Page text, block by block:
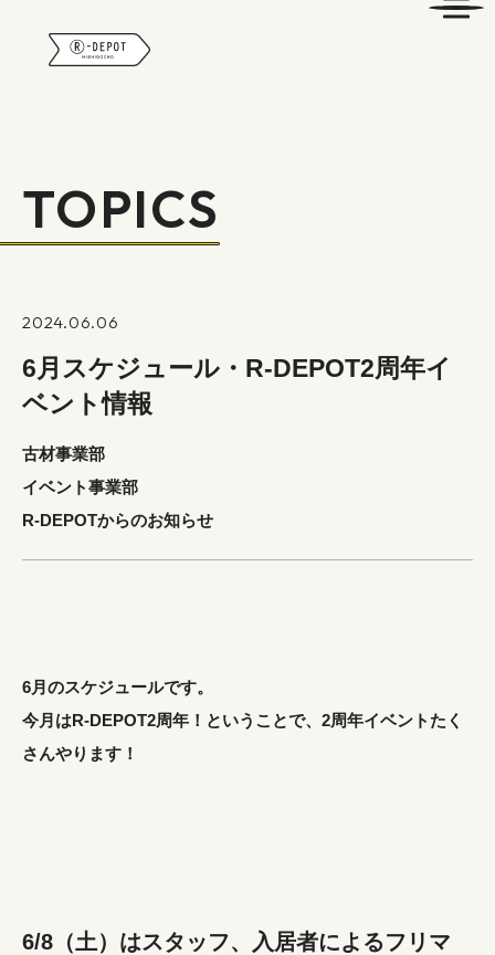
TOPICS
2024.06.06
6月スケジュール・R-DEPOT2周年イ
ベント情報
古材事業部
イベント事業部
R-DEPOTからのお知らせ
6月のスケジュールです。
今月はR-DEPOT2周年！ということで、2周年イベントたく
さんやります！
6/8（土）はスタッフ、入居者によるフリマ